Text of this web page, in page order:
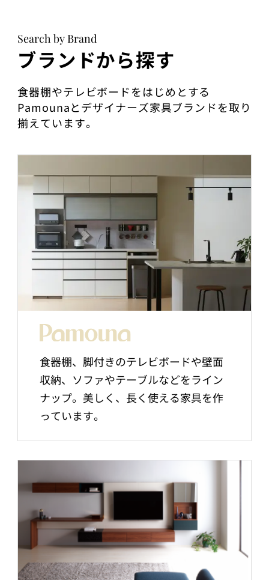
Search by Brand
ブランドから探す
食器棚やテレビボードをはじめとする
Pamounaとデザイナーズ家具ブランドを取り
揃えています。
食器棚、脚付きのテレビボードや壁面
収納、ソファやテーブルなどをライン
ナップ。美しく、長く使える家具を作
っています。